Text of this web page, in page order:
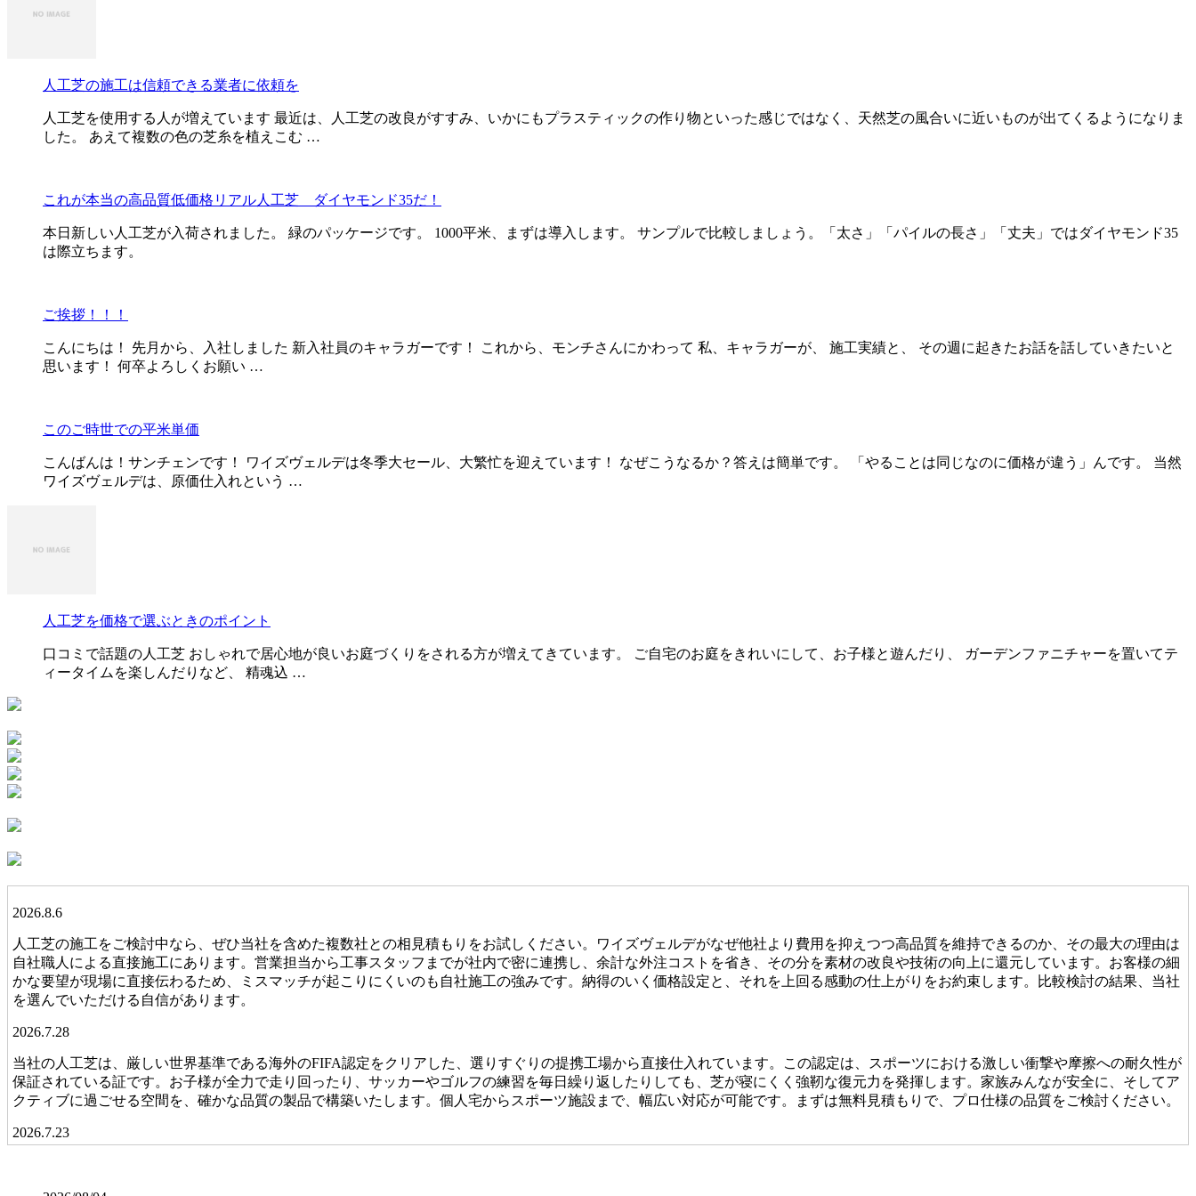
人工芝の施工は信頼できる業者に依頼を
人工芝を使用する人が増えています 最近は、人工芝の改良がすすみ、いかにもプラスティックの作り物といった感じではなく、天然芝の風合いに近いものが出てくるようになりま
した。 あえて複数の色の芝糸を植えこむ …
これが本当の高品質低価格リアル人工芝 ダイヤモンド35だ！
本日新しい人工芝が入荷されました。 緑のパッケージです。 1000平米、まずは導入します。 サンプルで比較しましょう。「太さ」「パイルの長さ」「丈夫」ではダイヤモンド35
は際立ちます。
ご挨拶！！！
こんにちは！ 先月から、入社しました 新入社員のキャラガーです！ これから、モンチさんにかわって 私、キャラガーが、 施工実績と、 その週に起きたお話を話していきたいと
思います！ 何卒よろしくお願い …
このご時世での平米単価
こんばんは！サンチェンです！ ワイズヴェルデは冬季大セール、大繁忙を迎えています！ なぜこうなるか？答えは簡単です。 「やることは同じなのに価格が違う」んです。 当然
ワイズヴェルデは、原価仕入れという …
人工芝を価格で選ぶときのポイント
口コミで話題の人工芝 おしゃれで居心地が良いお庭づくりをされる方が増えてきています。 ご自宅のお庭をきれいにして、お子様と遊んだり、 ガーデンファニチャーを置いてテ
ィータイムを楽しんだりなど、 精魂込 …
2026.8.6
人工芝の施工をご検討中なら、ぜひ当社を含めた複数社との相見積もりをお試しください。ワイズヴェルデがなぜ他社より費用を抑えつつ高品質を維持できるのか、その最大の理由は
自社職人による直接施工にあります。営業担当から工事スタッフまでが社内で密に連携し、余計な外注コストを省き、その分を素材の改良や技術の向上に還元しています。お客様の細
かな要望が現場に直接伝わるため、ミスマッチが起こりにくいのも自社施工の強みです。納得のいく価格設定と、それを上回る感動の仕上がりをお約束します。比較検討の結果、当社
を選んでいただける自信があります。
2026.7.28
当社の人工芝は、厳しい世界基準である海外のFIFA認定をクリアした、選りすぐりの提携工場から直接仕入れています。この認定は、スポーツにおける激しい衝撃や摩擦への耐久性が
保証されている証です。お子様が全力で走り回ったり、サッカーやゴルフの練習を毎日繰り返したりしても、芝が寝にくく強靭な復元力を発揮します。家族みんなが安全に、そしてア
クティブに過ごせる空間を、確かな品質の製品で構築いたします。個人宅からスポーツ施設まで、幅広い対応が可能です。まずは無料見積もりで、プロ仕様の品質をご検討ください。
2026.7.23